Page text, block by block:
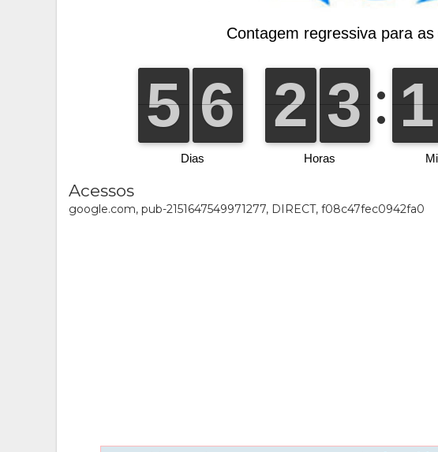
Acessos
google.com, pub-2151647549971277, DIRECT, f08c47fec0942fa0